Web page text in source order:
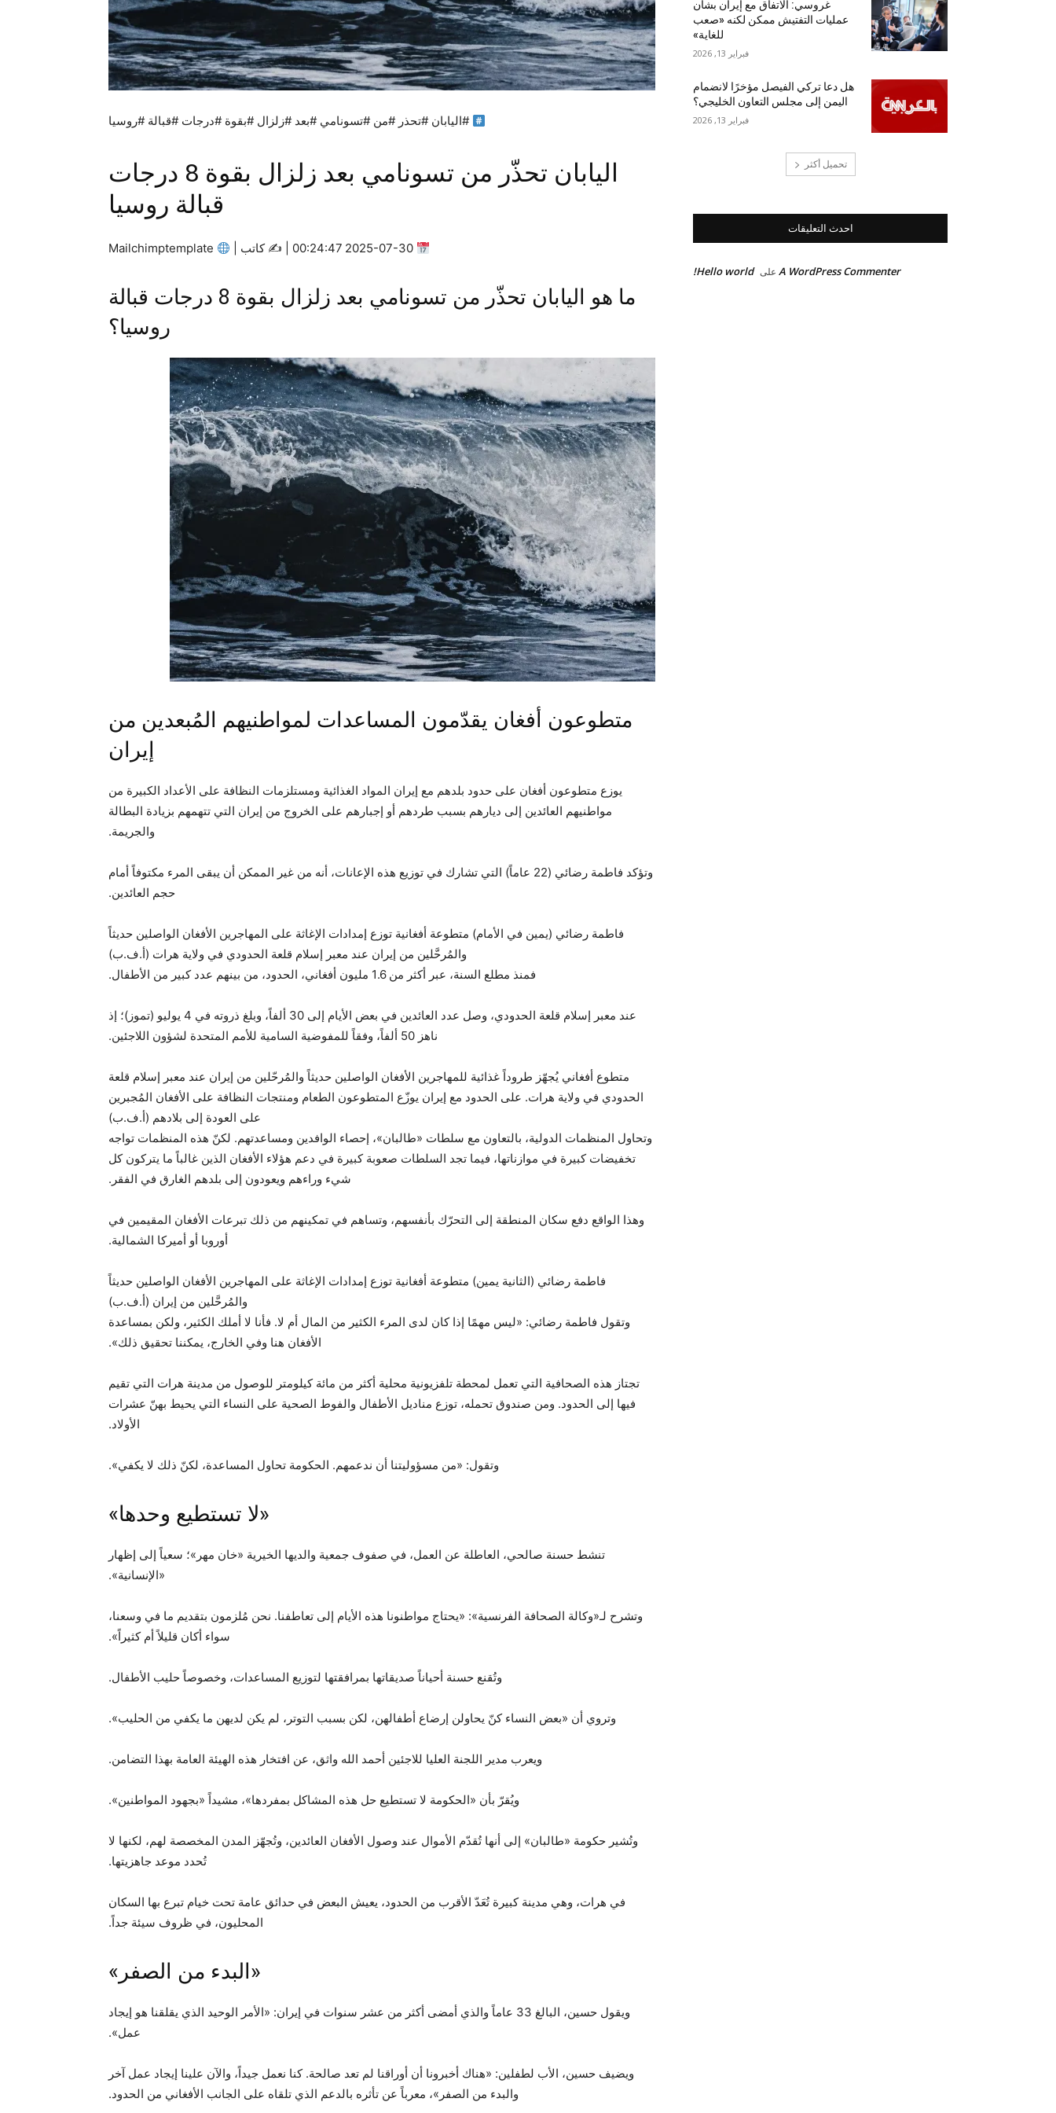
#اليابان #تحذر #من #تسونامي #بعد #زلزال #بقوة #درجات #قبالة #روسيا
اليابان تحذّر من تسونامي بعد زلزال بقوة 8 درجات
قبالة روسيا
كاتب |
ما هو اليابان تحذّر من تسونامي بعد زلزال بقوة 8 درجات قبالة
روسيا؟
متطوعون أفغان يقدّمون المساعدات لمواطنيهم المُبعدين من
إيران
يوزع متطوعون أفغان على حدود بلدهم مع إيران المواد الغذائية ومستلزمات النظافة على الأعداد الكبيرة من
مواطنيهم العائدين إلى ديارهم بسبب طردهم أو إجبارهم على الخروج من إيران التي تتهمهم بزيادة البطالة
والجريمة.
وتؤكد فاطمة رضائي (22 عاماً) التي تشارك في توزيع هذه الإعانات، أنه من غير الممكن أن يبقى المرء مكتوفاً أمام
حجم العائدين.
فاطمة رضائي (يمين في الأمام) متطوعة أفغانية توزع إمدادات الإغاثة على المهاجرين الأفغان الواصلين حديثاً
والمُرحَّلين من إيران عند معبر إسلام قلعة الحدودي في ولاية هرات (أ.ف.ب)
فمنذ مطلع السنة، عبر أكثر من 1.6 مليون أفغاني، الحدود، من بينهم عدد كبير من الأطفال.
عند معبر إسلام قلعة الحدودي، وصل عدد العائدين في بعض الأيام إلى 30 ألفاً، وبلغ ذروته في 4 يوليو (تموز)؛ إذ
ناهز 50 ألفاً، وفقاً للمفوضية السامية للأمم المتحدة لشؤون اللاجئين.
متطوع أفغاني يُجهّز طروداً غذائية للمهاجرين الأفغان الواصلين حديثاً والمُرحّلين من إيران عند معبر إسلام قلعة
الحدودي في ولاية هرات. على الحدود مع إيران يوزّع المتطوعون الطعام ومنتجات النظافة على الأفغان المُجبرين
على العودة إلى بلادهم (أ.ف.ب)
وتحاول المنظمات الدولية، بالتعاون مع سلطات «طالبان»، إحصاء الوافدين ومساعدتهم. لكنّ هذه المنظمات تواجه
تخفيضات كبيرة في موازناتها، فيما تجد السلطات صعوبة كبيرة في دعم هؤلاء الأفغان الذين غالباً ما يتركون كل
شيء وراءهم ويعودون إلى بلدهم الغارق في الفقر.
وهذا الواقع دفع سكان المنطقة إلى التحرّك بأنفسهم، وتساهم في تمكينهم من ذلك تبرعات الأفغان المقيمين في
أوروبا أو أميركا الشمالية.
فاطمة رضائي (الثانية يمين) متطوعة أفغانية توزع إمدادات الإغاثة على المهاجرين الأفغان الواصلين حديثاً
والمُرحَّلين من إيران (أ.ف.ب)
وتقول فاطمة رضائي: «ليس مهمًا إذا كان لدى المرء الكثير من المال أم لا. فأنا لا أملك الكثير، ولكن بمساعدة
الأفغان هنا وفي الخارج، يمكننا تحقيق ذلك».
تجتاز هذه الصحافية التي تعمل لمحطة تلفزيونية محلية أكثر من مائة كيلومتر للوصول من مدينة هرات التي تقيم
فيها إلى الحدود. ومن صندوق تحمله، توزع مناديل الأطفال والفوط الصحية على النساء التي يحيط بهنّ عشرات
الأولاد.
وتقول: «من مسؤوليتنا أن ندعمهم. الحكومة تحاول المساعدة، لكنّ ذلك لا يكفي».
«لا تستطيع وحدها»
تنشط حسنة صالحي، العاطلة عن العمل، في صفوف جمعية والديها الخيرية «خان مهر»؛ سعياً إلى إظهار
«الإنسانية».
وتشرح لـ«وكالة الصحافة الفرنسية»: «يحتاج مواطنونا هذه الأيام إلى تعاطفنا. نحن مُلزمون بتقديم ما في وسعنا،
سواء أكان قليلاً أم كثيراً».
وتُقنع حسنة أحياناً صديقاتها بمرافقتها لتوزيع المساعدات، وخصوصاً حليب الأطفال.
وتروي أن «بعض النساء كنّ يحاولن إرضاع أطفالهن، لكن بسبب التوتر، لم يكن لديهن ما يكفي من الحليب».
ويعرب مدير اللجنة العليا للاجئين أحمد الله واثق، عن افتخار هذه الهيئة العامة بهذا التضامن.
ويُقرّ بأن «الحكومة لا تستطيع حل هذه المشاكل بمفردها»، مشيداً «بجهود المواطنين».
وتُشير حكومة «طالبان» إلى أنها تُقدّم الأموال عند وصول الأفغان العائدين، وتُجهّز المدن المخصصة لهم، لكنها لا
تُحدد موعد جاهزيتها.
في هرات، وهي مدينة كبيرة تُعَدّ الأقرب من الحدود، يعيش البعض في حدائق عامة تحت خيام تبرع بها السكان
المحليون، في ظروف سيئة جداً.
«البدء من الصفر»
ويقول حسين، البالغ 33 عاماً والذي أمضى أكثر من عشر سنوات في إيران: «الأمر الوحيد الذي يقلقنا هو إيجاد
عمل».
ويضيف حسين، الأب لطفلين: «هناك أخبرونا أن أوراقنا لم تعد صالحة. كنا نعمل جيداً، والآن علينا إيجاد عمل آخر
والبدء من الصفر»، معرباً عن تأثره بالدعم الذي تلقاه على الجانب الأفغاني من الحدود.
غروسي: الاتفاق مع إيران بشأن
عمليات التفتيش ممكن لكنه «صعب
للغاية»
فبراير 13, 2026
هل دعا تركي الفيصل مؤخرًا لانضمام
اليمن إلى مجلس التعاون الخليجي؟
فبراير 13, 2026
تحميل أكثر
احدث التعليقات
A WordPress Commenter على Hello world!